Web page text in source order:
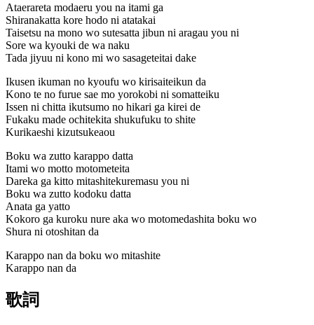
Ataerareta modaeru you na itami ga
Shiranakatta kore hodo ni atatakai
Taisetsu na mono wo sutesatta jibun ni aragau you ni
Sore wa kyouki de wa naku
Tada jiyuu ni kono mi wo sasageteitai dake
Ikusen ikuman no kyoufu wo kirisaiteikun da
Kono te no furue sae mo yorokobi ni somatteiku
Issen ni chitta ikutsumo no hikari ga kirei de
Fukaku made ochitekita shukufuku to shite
Kurikaeshi kizutsukeaou
Boku wa zutto karappo datta
Itami wo motto motometeita
Dareka ga kitto mitashitekuremasu you ni
Boku wa zutto kodoku datta
Anata ga yatto
Kokoro ga kuroku nure aka wo motomedashita boku wo
Shura ni otoshitan da
Karappo nan da boku wo mitashite
Karappo nan da
歌詞